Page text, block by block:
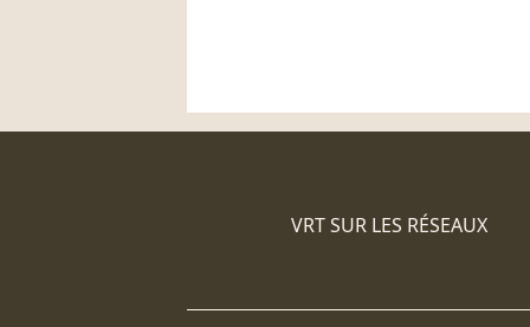
VRT SUR LES RÉSEAUX